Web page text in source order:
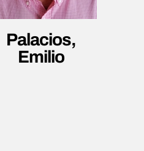
Palacios,
Emilio